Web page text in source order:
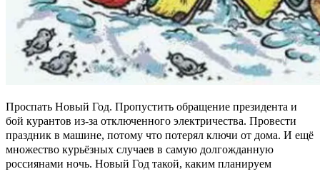
Проспать Новый Год. Пропустить обращение президента и
бой курантов из-за отключенного электричества. Провести
праздник в машине, потому что потерял ключи от дома. И ещё
множество курьёзных случаев в самую долгожданную
россиянами ночь. Новый Год такой, каким планируем